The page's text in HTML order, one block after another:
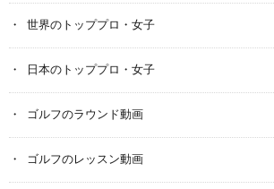
世界のトッププロ・女子
日本のトッププロ・女子
ゴルフのラウンド動画
ゴルフのレッスン動画